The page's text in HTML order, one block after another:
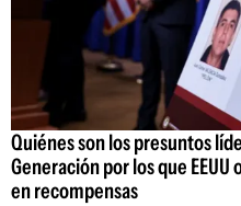
Quiénes son los presuntos
Generación por los que
en recompensas